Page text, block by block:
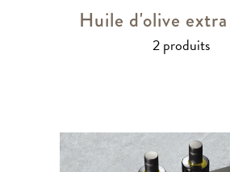
Huile d'olive
2 produits